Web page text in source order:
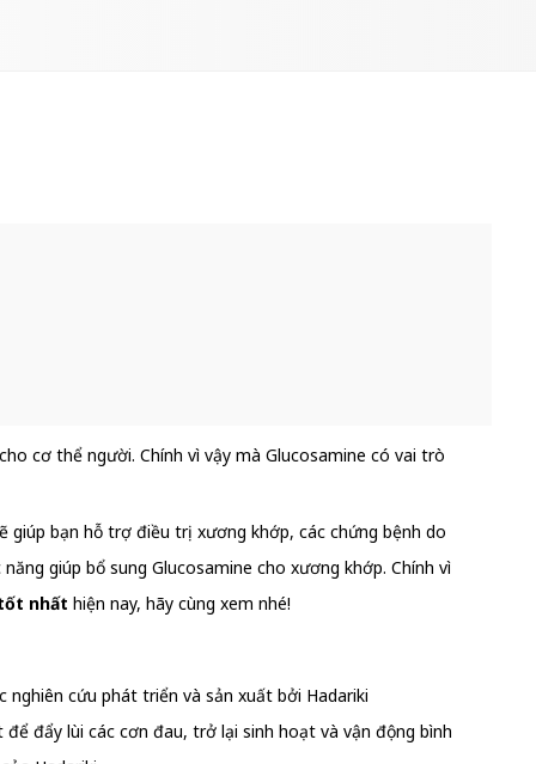
cơ thể người. Chính vì vậy mà Glucosamine có vai trò
giúp bạn hỗ trợ điều trị xương khớp, các chứng bệnh do
giúp bổ sung Glucosamine cho xương khớp. Chính vì
nhất hiện nay, hãy cùng xem nhé!
cứu phát triển và sản xuất bởi Hadariki
đẩy lùi các cơn đau, trở lại sinh hoạt và vận động bình